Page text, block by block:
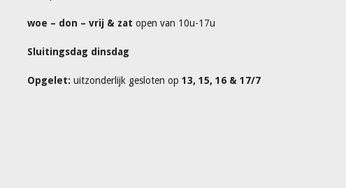
woe – don – vrij & zat open van 10u-17u
Sluitingsdag dinsdag
Opgelet: uitzonderlijk gesloten op 13, 15, 16 & 17/7